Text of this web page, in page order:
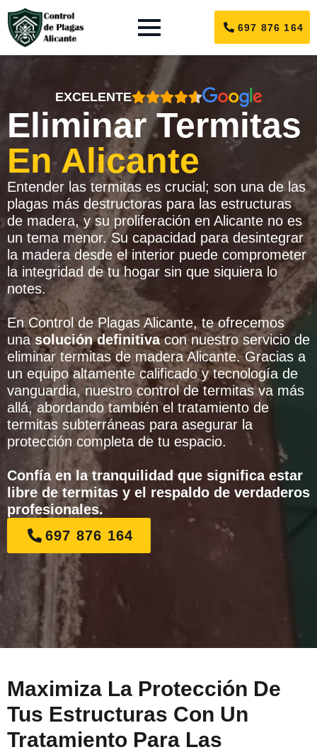
697 876 164
EXCELENTE
Eliminar Termitas
En Alicante
Entender las termitas es crucial; son una de las
plagas más destructoras para las estructuras
de madera, y su proliferación en Alicante no es
un tema menor. Su capacidad para desintegrar
la madera desde el interior puede comprometer
la integridad de tu hogar sin que siquiera lo
notes.
En Control de Plagas Alicante, te ofrecemos
unasolución definitivacon nuestro servicio de
eliminar termitas de madera Alicante. Gracias a
un equipo altamente calificado y tecnología de
vanguardia, nuestro control de termitas va más
allá, abordando también el tratamiento de
termitas subterráneas para asegurar la
protección completa de tu espacio.
Confía en la tranquilidad que significa estar
libre de termitas y el respaldo de verdaderos
profesionales.
697 876 164
Maximiza La Protección De
Tus Estructuras Con Un
Tratamiento Para Las